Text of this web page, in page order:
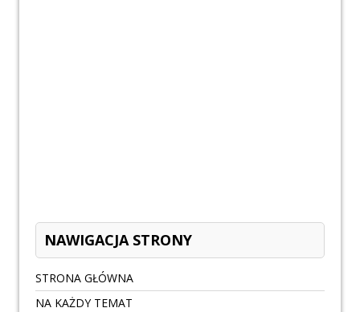
NAWIGACJA STRONY
STRONA GŁÓWNA
NA KAŻDY TEMAT